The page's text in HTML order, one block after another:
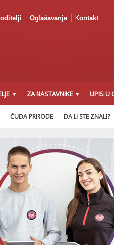
Oglašavanje Kontakt
ZA NASTAVNIKE UPIS U
ČUDA PRIRODE DA LI STE ZNALI?